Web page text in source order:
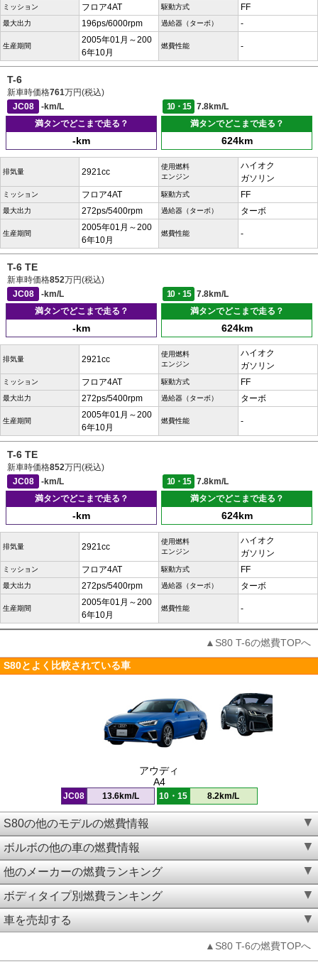
ミッション フロア4AT 駆動方式 FF
最大出力 196ps/6000rpm 過給器（ターボ） -
生産期間
2005年01月～200
6年10月
燃費性能 -
T-6
新車時価格761万円(税込)
JC08
-km/L 10・15
7.8km/L
満タンでどこまで走る？
-km
満タンでどこまで走る？
624km
排気量 2921cc
使用燃料
エンジン
ハイオク
ガソリン
ミッション フロア4AT 駆動方式 FF
最大出力 272ps/5400rpm 過給器（ターボ） ターボ
生産期間
2005年01月～200
6年10月
燃費性能 -
T-6 TE
新車時価格852万円(税込)
JC08
-km/L 10・15
7.8km/L
満タンでどこまで走る？
-km
満タンでどこまで走る？
624km
排気量 2921cc
使用燃料
エンジン
ハイオク
ガソリン
ミッション フロア4AT 駆動方式 FF
最大出力 272ps/5400rpm 過給器（ターボ） ターボ
生産期間
2005年01月～200
6年10月
燃費性能 -
T-6 TE
新車時価格852万円(税込)
JC08
-km/L 10・15
7.8km/L
満タンでどこまで走る？
-km
満タンでどこまで走る？
624km
排気量 2921cc
使用燃料
エンジン
ハイオク
ガソリン
ミッション フロア4AT 駆動方式 FF
最大出力 272ps/5400rpm 過給器（ターボ） ターボ
生産期間
2005年01月～200
6年10月
燃費性能 -
▲S80 T-6の燃費TOPへ
S80とよく比較されている車
アウディ
A4
JC08 13.6km/L 10・15 8.2km/L
S80の他のモデルの燃費情報
ボルボの他の車の燃費情報
他のメーカーの燃費ランキング
ボディタイプ別燃費ランキング
車を売却する
▲S80 T-6の燃費TOPへ